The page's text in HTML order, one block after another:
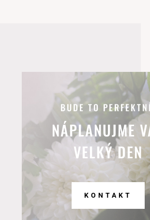
BUDE TO
NÁPLANUJME
VELKÝ DEN
KONTAKT